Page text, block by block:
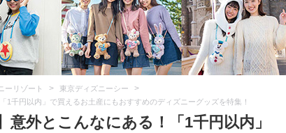
ーリゾート > 東京ディズニーシー >
1千円以内」で買えるお土産にもおすすめのディズニーグッズを特集！
意外とこんなにある！「1千円以内」